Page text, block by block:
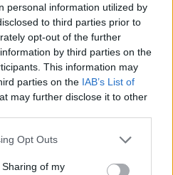
personal information utilized by
to third parties prior to
opt-out of the further
by third parties on the
This information may
parties on the IAB’s List of
may further disclose it to other
app uses one or more Google
behaviour. You may click to
Opt Outs
of my